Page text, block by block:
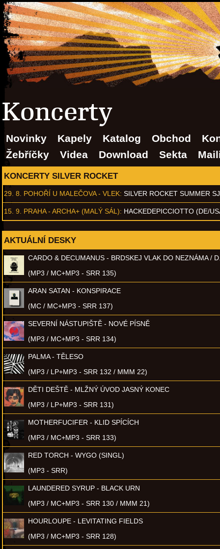
Koncerty
Novinky Kapely Katalog Obchod
Žebříčky
Videa Download Sekta
KONCERTY SILVER ROCKET
29. 8. POHOŘÍ U MALEČOVA - VLEK: SILVER ROCKET SUMMER
15. 9. PRAHA - ARCHA+ (MALÝ SÁL): HACKEDEPICCIOTTO (DE/
AKTUÁLNÍ DESKY
CARDO & DECUMANUS - BRDSKEJ VLAK DO NEZNÁMA /
(MP3 / MC+MP3 - SRR 135)
ARAN SATAN - KONSPIRACE
(MC / MC+MP3 - SRR 137)
SEVERNÍ NÁSTUPIŠTĚ - NOVÉ PÍSNĚ
(MP3 / MC+MP3 - SRR 134)
PALMA - TĚLESO
(MP3 / LP+MP3 - SRR 132 / MMM 22)
DĚTI DEŠTĚ - MLŽNÝ ÚVOD JASNÝ KONEC
(MP3 / LP+MP3 - SRR 131)
MOTHERFUCIFER - KLID SPÍCÍCH
(MP3 / MC+MP3 - SRR 133)
RED TORCH - WYGO (SINGL)
(MP3 - SRR)
LAUNDERED SYRUP - BLACK URN
(MP3 / MC+MP3 - SRR 130 / MMM 21)
HOURLOUPE - LEVITATING FIELDS
(MP3 / MC+MP3 - SRR 128)